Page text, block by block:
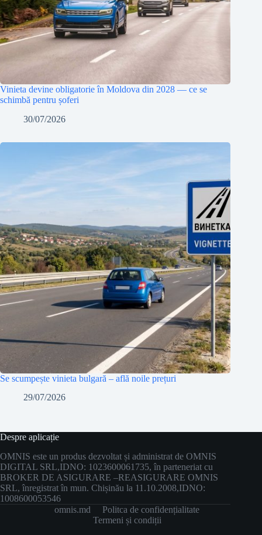
Vinieta devine obligatorie în Moldova din 2028 — ce se
schimbă pentru șoferi
30/07/2026
Se scumpește vinieta bulgară – află noile prețuri
29/07/2026
Despre aplicație
OMNIS este un produs dezvoltat și administrat de OMNIS
DIGITAL SRL,IDNO: 1023600061735, în parteneriat cu
BROKER DE ASIGURARE –REASIGURARE OMNIS
SRL, înregistrat în mun. Chișinău la 11.10.2008,IDNO:
1008600053546
omnis.md
Politca de confidențialitate
Termeni și condiții